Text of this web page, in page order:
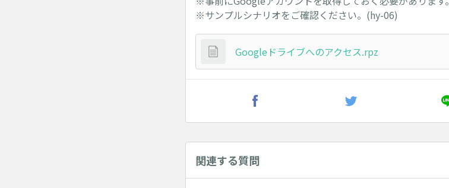
※サンプルシナリオをご確認ください。(hy-06)
Googleドライブへのアクセス.rpz
関連する質問